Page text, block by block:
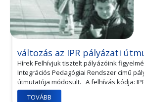
változás az IPR pályázati
Hírek Felhívjuk tisztelt pályázóink
Integrációs Pedagógiai Rendszer című
útmutatója módosult. A felhívás kódja:
TOVÁBB